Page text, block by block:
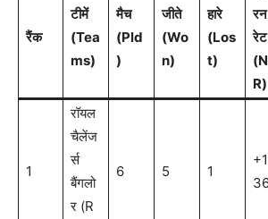
रैंक
टीमें
(Tea
ms)
मैच
(Pld
)
जीते
(Wo
n)
हारे
(Los
t)
रन
रेट
R)
1
रॉयल
चैलेंज
र्स
बैंगलो
र (R
6 5 1